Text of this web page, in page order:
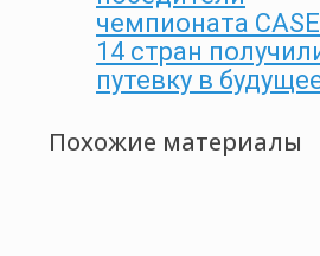
чемпионата
14 стран
путевку в
Похожие материалы